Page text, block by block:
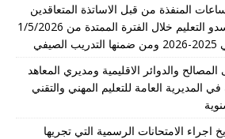
المنفذة من قبل الاساتذة المتعاقدين
للتدريس بالساعة الذين أسدو التعليم خلال الفترة الممتدة من 1/5/2026
موجه الى المصالح والدوائر الاقليمية ومديري المعاهد
المديرية العامة للتعليم المهني والتقني
تحديد تاريخ اجراء الامتحانات الرسمية التي تجريها